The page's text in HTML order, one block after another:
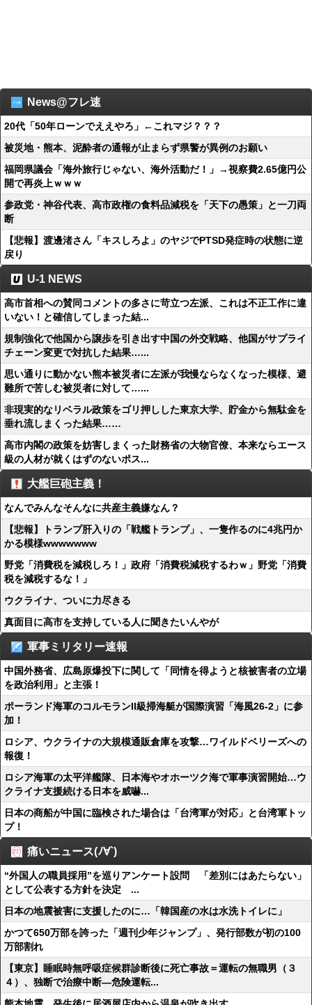
News@フレ速
20代「50年ローンでええやろ」←これマジ？？？
被災地・熊本、泥酔者の通報が止まらず県警が異例のお願い
福岡県議会「海外旅行じゃない、海外活動だ！」→視察費2.65億円公
開で再炎上ｗｗｗ
参政党・神谷代表、高市政権の食料品減税を「天下の愚策」と一刀両
断
【悲報】渡邊渚さん「キスしろよ」のヤジでPTSD発症時の状態に逆
戻り
U-1 NEWS
高市首相への賛同コメントの多さに苛立つ左派、これは不正工作に違
いない！と確信してしまった結...
規制強化で他国から譲歩を引き出す中国の外交戦略、他国がサプライ
チェーン変更で対抗した結果…...
思い通りに動かない熊本被災者に左派が我慢ならなくなった模様、避
難所で苦しむ被災者に対して…...
非現実的なリベラル政策をゴリ押しした東京大学、貯金から無駄金を
垂れ流しまくった結果……
高市内閣の政策を妨害しまくった財務省の大物官僚、本来ならエース
級の人材が就くはずのないポス...
大艦巨砲主義！
なんでみんなそんなに共産主義嫌なん？
【悲報】トランプ肝入りの「戦艦トランプ」、一隻作るのに4兆円か
かる模様wwwwwww
野党「消費税を減税しろ！」政府「消費税減税するわｗ」野党「消費
税を減税するな！」
ウクライナ、ついに力尽きる
真面目に高市を支持している人に聞きたいんやが
軍事ミリタリー速報
中国外務省、広島原爆投下に関して「同情を得ようと核被害者の立場
を政治利用」と主張！
ポーランド海軍のコルモランII級掃海艇が国際演習「海風26-2」に参
加！
ロシア、ウクライナの大規模通販倉庫を攻撃…ワイルドベリーズへの
報復！
ロシア海軍の太平洋艦隊、日本海やオホーツク海で軍事演習開始…ウ
クライナ支援続ける日本を威嚇...
日本の商船が中国に臨検された場合は「台湾軍が対応」と台湾軍トッ
プ！
痛いニュース(ﾉ∀`)
“外国人の職員採用”を巡りアンケート設問 「差別にはあたらない」
として公表する方針を決定 ...
日本の地震被害に支援したのに…「韓国産の水は水洗トイレに」
かつて650万部を誇った「週刊少年ジャンプ」、発行部数が初の100
万部割れ
【東京】睡眠時無呼吸症候群診断後に死亡事故＝運転の無職男（３
４）、独断で治療中断―危険運転...